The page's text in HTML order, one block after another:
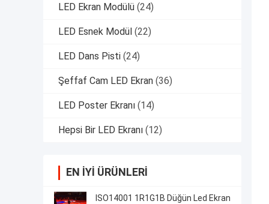
LED Ekran Modülü (24)
LED Esnek Modül (22)
LED Dans Pisti (24)
Şeffaf Cam LED Ekran (36)
LED Poster Ekranı (14)
Hepsi Bir LED Ekranı (12)
EN IYI ÜRÜNLERI
ISO14001 1R1G1B Düğün Led Ekran